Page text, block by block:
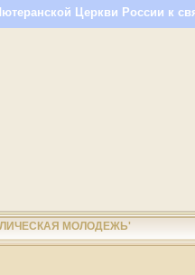
Церкви России к
МОЛОДЕЖЬ'